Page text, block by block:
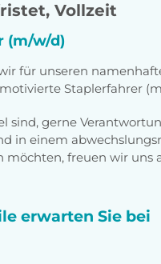
Vollzeit
(m/w/d)
für unseren
Staplerfahrer
sind, gerne
in einem
möchten, freuen wir uns
erwarten Sie bei